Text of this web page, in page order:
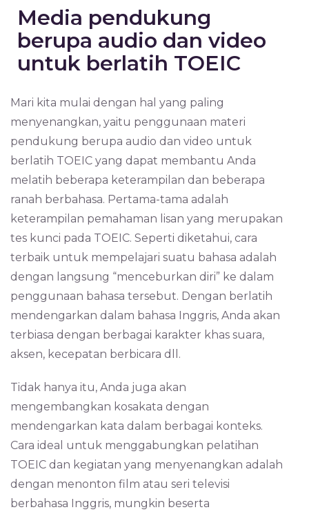
Media pendukung
berupa audio dan video
untuk berlatih TOEIC
Mari kita mulai dengan hal yang paling
menyenangkan, yaitu penggunaan materi
pendukung berupa audio dan video untuk
berlatih TOEIC yang dapat membantu Anda
melatih beberapa keterampilan dan beberapa
ranah berbahasa. Pertama-tama adalah
keterampilan pemahaman lisan yang merupakan
tes kunci pada TOEIC. Seperti diketahui, cara
terbaik untuk mempelajari suatu bahasa adalah
dengan langsung “menceburkan diri” ke dalam
penggunaan bahasa tersebut. Dengan berlatih
mendengarkan dalam bahasa Inggris, Anda akan
terbiasa dengan berbagai karakter khas suara,
aksen, kecepatan berbicara dll.
Tidak hanya itu, Anda juga akan
mengembangkan kosakata dengan
mendengarkan kata dalam berbagai konteks.
Cara ideal untuk menggabungkan pelatihan
TOEIC dan kegiatan yang menyenangkan adalah
dengan menonton film atau seri televisi
berbahasa Inggris, mungkin beserta